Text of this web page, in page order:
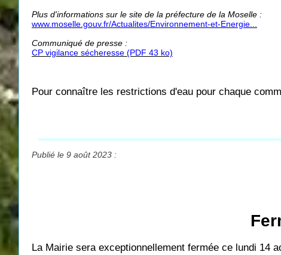
Plus d'informations sur le site de la préfecture de la Moselle :
www.moselle.gouv.fr/Actualites/Environnement-et-Energie...
Communiqué de presse :
CP vigilance sécheresse (PDF 43 ko)
Pour connaître les restrictions d'eau pour chaque
Publié le 9 août 2023 :
La Mairie sera exceptionnellement fermée ce lundi 14